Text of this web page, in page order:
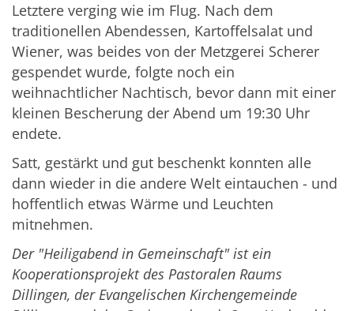
Letztere verging wie im Flug. Nach dem
traditionellen Abendessen, Kartoffelsalat und
Wiener, was beides von der Metzgerei Scherer
gespendet wurde, folgte noch ein
weihnachtlicher Nachtisch, bevor dann mit einer
kleinen Bescherung der Abend um 19:30 Uhr
endete.
Satt, gestärkt und gut beschenkt konnten alle
dann wieder in die andere Welt eintauchen - und
hoffentlich etwas Wärme und Leuchten
mitnehmen.
Der "Heiligabend in Gemeinschaft" ist ein
Kooperationsprojekt des Pastoralen Raums
Dillingen, der Evangelischen Kirchengemeinde